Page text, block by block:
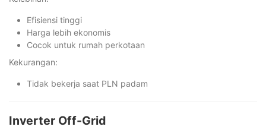
Efisiensi tinggi
Harga lebih ekonomis
Cocok untuk rumah perkotaan
Kekurangan:
Tidak bekerja saat PLN padam
Inverter Off-Grid